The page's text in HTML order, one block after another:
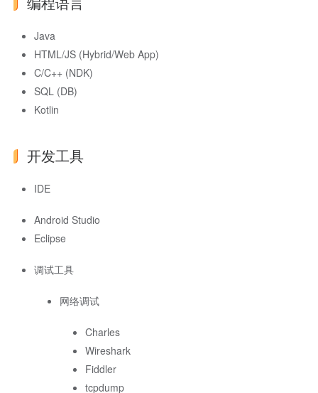
Java
HTML/JS (Hybrid/Web App)
C/C++ (NDK)
SQL (DB)
Kotlin
开发工具
IDE
Android Studio
Eclipse
调试工具
网络调试
Charles
Wireshark
Fiddler
tcpdump